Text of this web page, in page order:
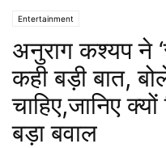
Entertainment
अनुराग कश्यप ने
कही बड़ी बात,
चाहिए,जानिए
बड़ा बवाल